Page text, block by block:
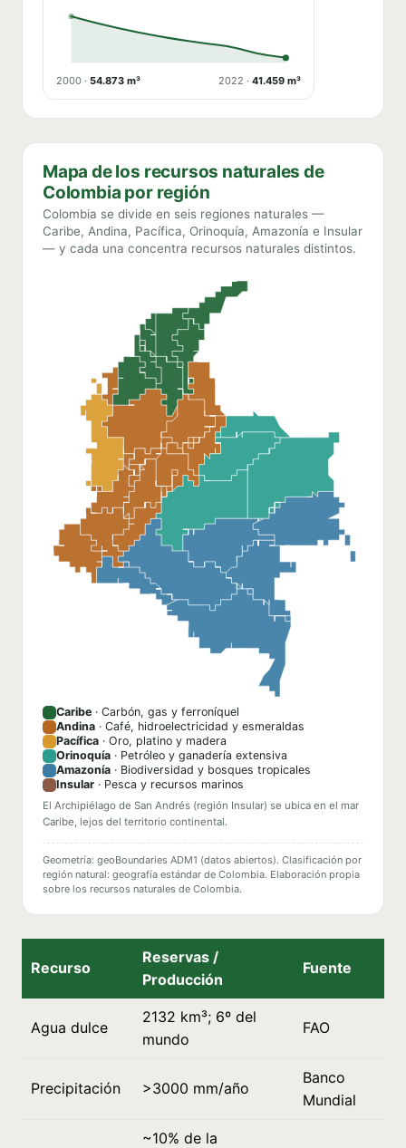
2000 · 54.873 m³ 2022 · 41.459 m³
Mapa de los recursos naturales de
Colombia por región
Colombia se divide en seis regiones naturales —
Caribe, Andina, Pacífica, Orinoquía, Amazonía e Insular
— y cada una concentra recursos naturales distintos.
Caribe · Carbón, gas y ferroníquel
Andina · Café, hidroelectricidad y esmeraldas
Pacífica · Oro, platino y madera
Orinoquía · Petróleo y ganadería extensiva
Amazonía · Biodiversidad y bosques tropicales
Insular · Pesca y recursos marinos
El Archipiélago de San Andrés (región Insular) se ubica en el mar
Caribe, lejos del territorio continental.
Geometría: geoBoundaries ADM1 (datos abiertos). Clasificación por
región natural: geografía estándar de Colombia. Elaboración propia
sobre los recursos naturales de Colombia.
Recurso
Reservas /
Producción
Fuente
Agua dulce
2132 km³; 6º del
mundo
FAO
Precipitación >3000 mm/año
Banco
Mundial
~10% de la